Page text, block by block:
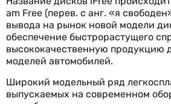
Широкий модельный ряд
выпускаемых на современном
способен подчеркнуть
автомобиля. Вся продукция
соответствует высоким
93 «Колеса из легких сплавов
шин».